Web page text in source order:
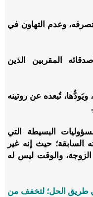
وعدم التهاون في
المقربين الذين
ويَودُّها، تُبعده عن روتينه
.
البسيطة التي
السابقة؛ حيث إنه غير
الزوجة، والوقت ليس له
طريق الحل؛ لتخفف من